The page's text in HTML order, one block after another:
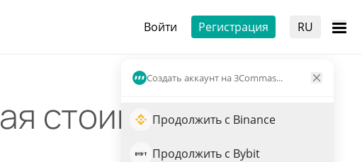
Войти Регистрация RU
Создать аккаунт на 3Commas...
Продолжить с Binance
Продолжить с Bybit
стоимость